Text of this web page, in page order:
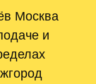
Москва
и